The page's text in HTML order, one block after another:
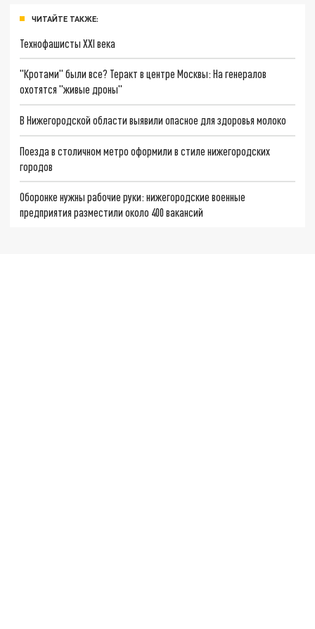
ЧИТАЙТЕ ТАКЖЕ:
Технофашисты XXI века
"Кротами" были все? Теракт в центре Москвы: На генералов
охотятся "живые дроны"
В Нижегородской области выявили опасное для здоровья молоко
Поезда в столичном метро оформили в стиле нижегородских
городов
Оборонке нужны рабочие руки: нижегородские военные
предприятия разместили около 400 вакансий